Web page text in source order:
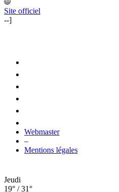
Site officiel
--]
Webmaster
–
Mentions légales
Jeudi
19° / 31°